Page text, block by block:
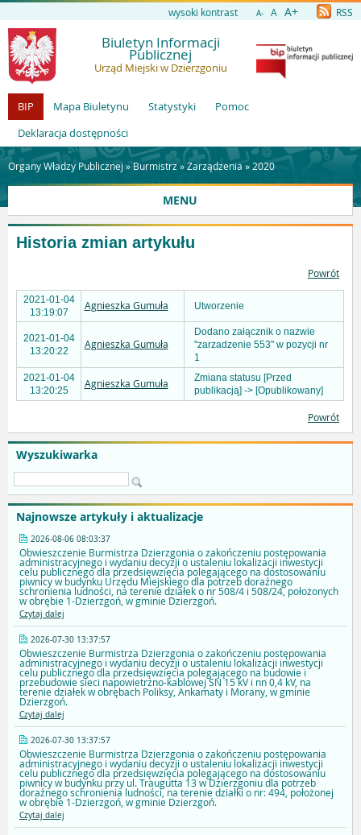
wysoki kontrast A- A A+ RSS
Biuletyn Informacji
Publicznej
Urząd Miejski w Dzierzgoniu
BIP Mapa Biuletynu Statystyki
Pomoc
Deklaracja dostępności
Organy Władzy Publicznej » Burmistrz »Zarządzenia» 2020
MENU
Wyszukiwarka
Najnowsze artykuły i aktualizacje
2026-08-06 08:03:37
Obwieszczenie Burmistrza Dzierzgonia o zakończeniu postępowania
administracyjnego i wydaniu decyzji o ustaleniu lokalizacji inwestycji
celu publicznego dla przedsięwzięcia polegającego na dostosowaniu
piwnicy w budynku Urzędu Miejskiego dla potrzeb doraźnego
schronienia ludności, na terenie działek o nr 508/4 i 508/24, położonych
w obrębie 1-Dzierzgoń, w gminie Dzierzgoń.
Czytaj dalej
2026-07-30 13:37:57
Obwieszczenie Burmistrza Dzierzgonia o zakończeniu postępowania
administracyjnego i wydaniu decyzji o ustaleniu lokalizacji inwestycji
celu publicznego dla przedsięwzięcia polegającego na budowie i
przebudowie sieci napowietrzno-kablowej SN 15 kV i nn 0,4 kV, na
terenie działek w obrębach Poliksy, Ankamaty i Morany, w gminie
Dzierzgoń.
Czytaj dalej
2026-07-30 13:37:57
Obwieszczenie Burmistrza Dzierzgonia o zakończeniu postępowania
administracyjnego i wydaniu decyzji o ustaleniu lokalizacji inwestycji
celu publicznego dla przedsięwzięcia polegającego na dostosowaniu
piwnicy w budynku przy ul. Traugutta 13 w Dzierzgoniu dla potrzeb
doraźnego schronienia ludności, na terenie działki o nr: 494, położonej
w obrębie 1-Dzierzgoń, w gminie Dzierzgoń.
Czytaj dalej
Historia zmian artykułu
Powrót
2021-01-04
13:19:07
Agnieszka Gumuła Utworzenie
2021-01-04
13:20:22
Agnieszka Gumuła
Dodano załącznik o nazwie
"zarzadzenie 553" w pozycji nr
1
2021-01-04
13:20:25
Agnieszka Gumuła
Zmiana statusu [Przed
publikacją] -> [Opublikowany]
Powrót